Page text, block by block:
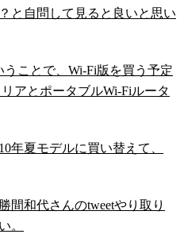
と自問して見ると良いと思い
ことで、Wi-Fi版を買う予定
アとポータブルWi-Fiルータ
年夏モデルに買い替えて、
間和代さんのtweetやり取り
。